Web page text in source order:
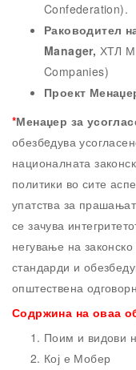
Confederation).
Раководител
Manager, ХТЛ
Companies)
Проект
*Менаџер за
обезбeдува
националната
политики во сите
упатства за
се зачува
негување на
стандарди и
општествена
Содржина на оваа
Поим и видови
Кој е Мобер